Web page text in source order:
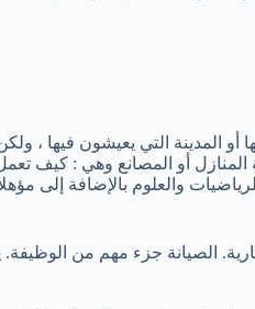
المدينة التي يعيشون فيها ،
أو المصانع وهي : كيف
والعلوم بالإضافة إلى
الصيانة جزء مهم من